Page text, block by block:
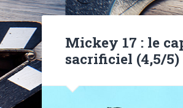
Mickey 17 : le
sacrificiel (4,5/5)